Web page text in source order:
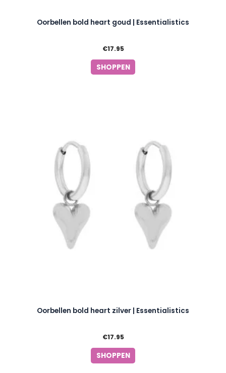
Oorbellen bold heart goud | Essentialistics
€17.95
SHOPPEN
Oorbellen bold heart zilver | Essentialistics
€17.95
SHOPPEN